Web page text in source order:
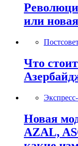
или
Что
Новая
AZAL,